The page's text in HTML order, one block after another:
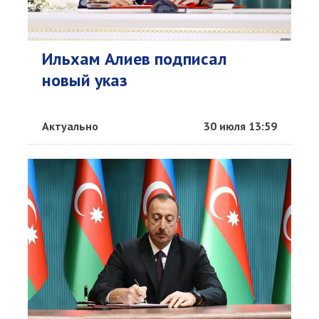
Ильхам Алиев подписал
новый указ
Актуально 30 июля 13:59